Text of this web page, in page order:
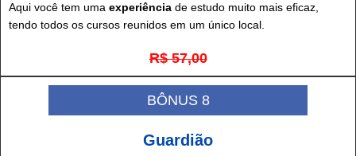
Aqui você tem uma experiência de estudo muito mais eficaz,
tendo todos os cursos reunidos em um único local.
R$ 57,00
BÔNUS 8
Guardião